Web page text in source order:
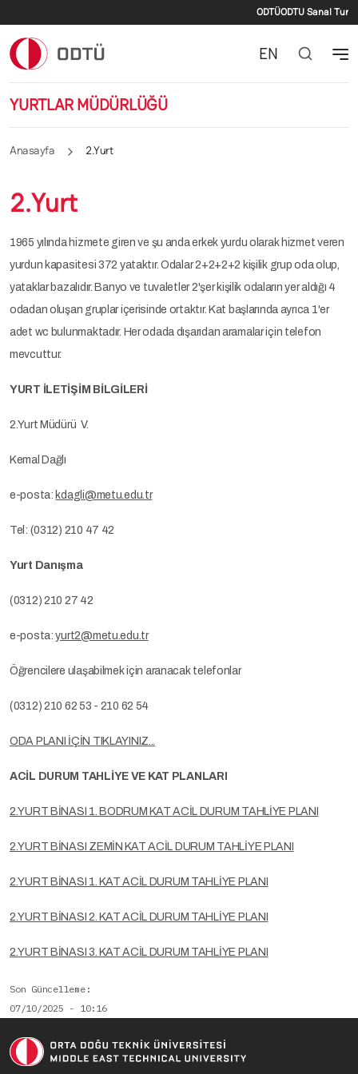
İkincil
ODTÜODTU Sanal Tur
YURTLAR MÜDÜRLÜĞÜ
EN
Anasayfa 2.Yurt
2.Yurt
1965 yılında hizmete giren ve şu anda erkek yurdu olarak hizmet veren
yurdun kapasitesi 372 yataktır. Odalar 2+2+2+2 kişilik grup oda olup,
yataklar bazalıdır. Banyo ve tuvaletler 2'şer kişilik odaların yer aldığı 4
odadan oluşan gruplar içerisinde ortaktır. Kat başlarında ayrıca 1'er
adet wc bulunmaktadır. Her odada dışarıdan aramalar için telefon
mevcuttur.
YURT İLETİŞİM BİLGİLERİ
2.Yurt Müdürü V.
Kemal Dağlı
e-posta: kdagli@metu.edu.tr
Tel: (0312) 210 47 42
Yurt Danışma
(0312) 210 27 42
e-posta:yurt2@metu.edu.tr
Öğrencilere ulaşabilmek için aranacak telefonlar
(0312) 210 62 53 - 210 62 54
ODA PLANI İÇİN TIKLAYINIZ...
ACİL DURUM TAHLİYE VE KAT PLANLARI
2.YURT BİNASI 1. BODRUM KAT ACİL DURUM TAHLİYE PLANI
2.YURT BİNASI ZEMİN KAT ACİL DURUM TAHLİYE PLANI
2.YURT BİNASI 1. KAT ACİL DURUM TAHLİYE PLANI
2.YURT BİNASI 2. KAT ACİL DURUM TAHLİYE PLANI
2.YURT BİNASI 3. KAT ACİL DURUM TAHLİYE PLANI
Son Güncelleme
07/10/2025 - 10:16